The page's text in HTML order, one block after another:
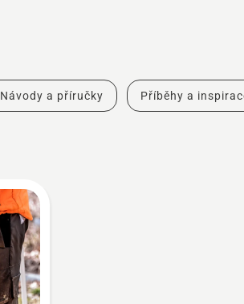
Návody a příručky Příběhy a